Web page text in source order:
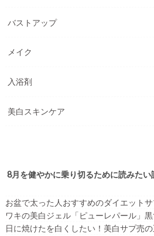
バストアップ
メイク
入浴剤
美白スキンケア
8月を健やかに乗り切るために読みたい
お盆で太った人おすすめのダイエット
ワキの美白ジェル「ピューレパール」
日に焼けたを白くしたい！美白サプ売